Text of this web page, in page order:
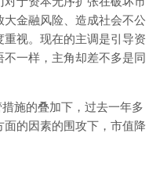
金融风险、造成社会不公
视。现在的主调是引导资
一样，主角却差不多是同
施的叠加下，过去一年多
的因素的围攻下，市值降